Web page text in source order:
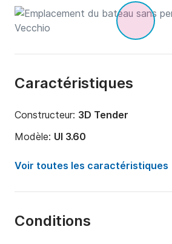
Caractéristiques
Constructeur: 3D Tender
Modèle: Ul 3.60
Puissance moteur:
Capacité à bord:
Voir toutes les caractéristiques
Conditions